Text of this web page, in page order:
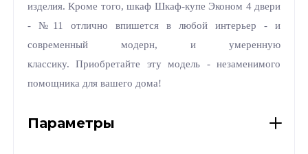
изделия. Кроме того, шкаф Шкаф-купе Эконом 4 двери
- №11 отлично впишется в любой интерьер - и
современный модерн, и умеренную
классику. Приобретайте эту модель - незаменимого
помощника для вашего дома!
Параметры